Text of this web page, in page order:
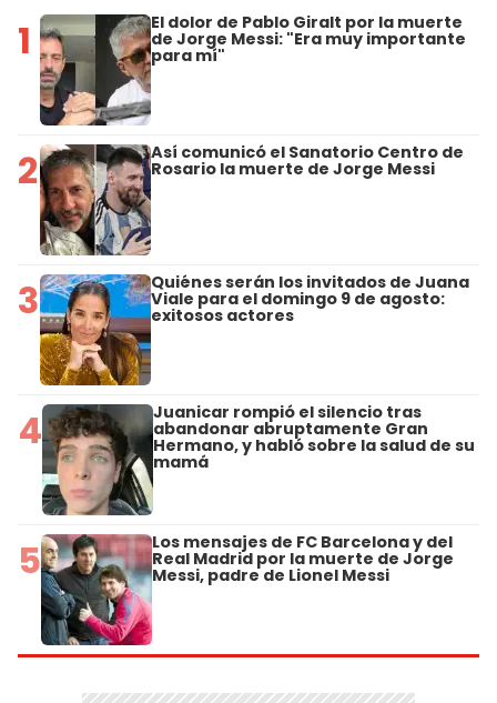
1 El dolor de Pablo Giralt por la muerte
de Jorge Messi: "Era muy importante
para mí"
2 Así comunicó el Sanatorio Centro de
Rosario la muerte de Jorge Messi
3 Quiénes serán los invitados de Juana
Viale para el domingo 9 de agosto:
exitosos actores
4 Juanicar rompió el silencio tras
abandonar abruptamente Gran
Hermano, y habló sobre la salud de su
mamá
5 Los mensajes de FC Barcelona y del
Real Madrid por la muerte de Jorge
Messi, padre de Lionel Messi